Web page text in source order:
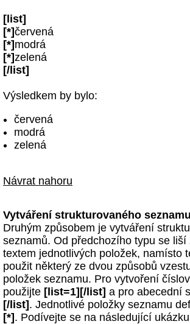
[list]
[*]červená
[*] modrá
[*]zelená
[/list]
Výsledkem by bylo:
červená
modrá
zelená
Návrat nahoru
Vytváření strukturovaného seznamu
Druhým způsobem je vytváření
seznamů. Od předchozího typu se liší
textem jednotlivých položek, namísto
použit některý ze dvou způsobů
položek seznamu. Pro vytvoření
použijte [list=1][/list] a pro abecední
[/list] . Jednotlivé položky seznamu
[*] . Podívejte se na následující